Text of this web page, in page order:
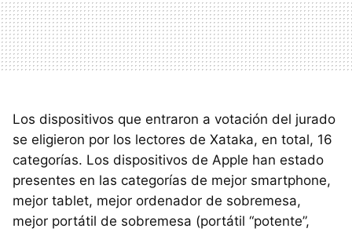
Los dispositivos que entraron a votación del jurado
se eligieron por los lectores de Xataka, en total, 16
categorías. Los dispositivos de Apple han estado
presentes en las categorías de mejor smartphone,
mejor tablet, mejor ordenador de sobremesa,
mejor portátil de sobremesa (portátil “potente”,